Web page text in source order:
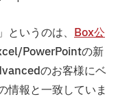
いうのは、 Box公
PowerPointの新
のお客様にベ
情報と一致していま